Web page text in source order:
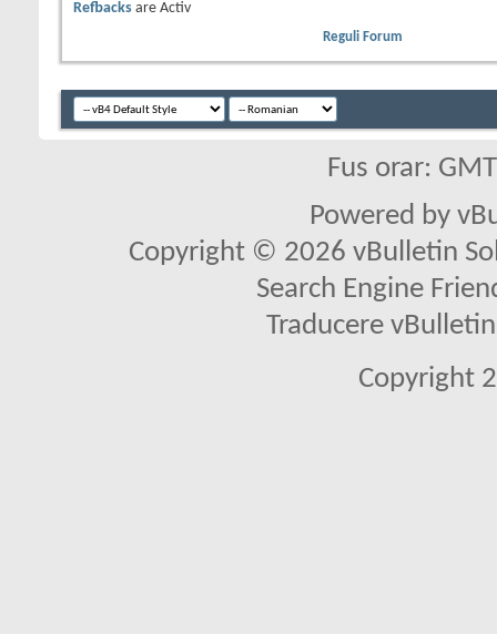
Refbacks are Activ
Reguli Forum
Fus orar:
Powered by
Copyright © 2026 vBulletin
Search Engine
Traducere
Copyright